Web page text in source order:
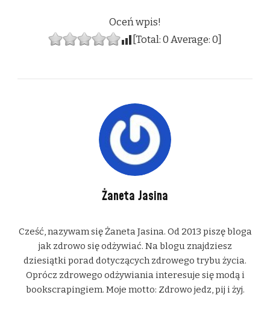
Oceń wpis!
[Total:0Average:0
Żaneta Jasina
Cześć, nazywam się Żaneta Jasina. Od 2013 piszę bloga
jak zdrowo się odżywiać. Na blogu znajdziesz
dziesiątki porad dotyczących zdrowego trybu życia.
Oprócz zdrowego odżywiania interesuje się modą i
bookscrapingiem. Moje motto: Zdrowo jedz, pij i żyj.